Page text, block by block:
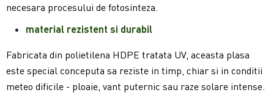
necesara procesului de fotosinteza.
material rezistent si durabil
Fabricata din polietilena HDPE tratata UV, aceasta plasa
este special conceputa sa reziste in timp, chiar si in conditii
meteo dificile - ploaie, vant puternic sau raze solare intense.